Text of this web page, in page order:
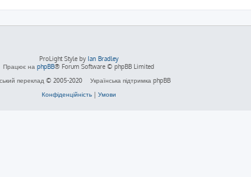
ProLight Style by Ian Bradley
Працює на phpBB® Forum Software © phpBB Limited
переклад © 2005-2020
Українська підтримка phpBB
Конфіденційність| Умови